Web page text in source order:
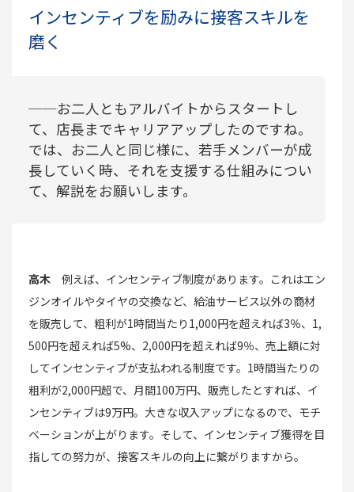
インセンティブを励みに接客スキルを
磨く
──お二人ともアルバイトからスタートし
て、店長までキャリアアップしたのですね。
では、お二人と同じ様に、若手メンバーが成
長していく時、それを支援する仕組みについ
て、解説をお願いします。
高木 例えば、インセンティブ制度があります。これはエン
ジンオイルやタイヤの交換など、給油サービス以外の商材
を販売して、粗利が1時間当たり1,000円を超えれば3％、1,
500円を超えれば5%、2,000円を超えれば9％、売上額に対
してインセンティブが支払われる制度です。1時間当たりの
粗利が2,000円超で、月間100万円、販売したとすれば、イ
ンセンティブは9万円。大きな収入アップになるので、モチ
ベーションが上がります。そして、インセンティブ獲得を目
指しての努力が、接客スキルの向上に繋がりますから。